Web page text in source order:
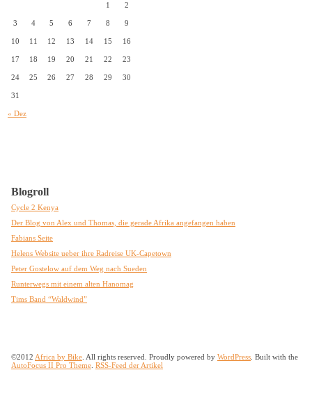
« Dez
1 2
3 4 5 6 7 8 9
10 11 12 13 14 15 16
17 18 19 20 21 22 23
24 25 26 27 28 29 30
31
Blogroll
Cycle 2 Kenya
Der Blog von Alex und Thomas, die gerade Afrika angefangen haben
Fabians Seite
Helens Website ueber ihre Radreise UK-Capetown
Peter Gostelow auf dem Weg nach Sueden
Runterwegs mit einem alten Hanomag
Tims Band “Waldwind”
©2012 Africa by Bike . All rights reserved. Proudly powered by WordPress . Built with the
AutoFocus II Pro Theme RSS-Feed der Artikel